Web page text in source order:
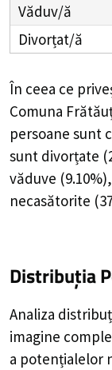
Văduv/ă
Divorțat/ă
În ceea ce
Comuna
persoane sunt
sunt divorțate (
văduve (9.10%
necasătorite (
Distribuția
Analiza
imagine
a potențialelor